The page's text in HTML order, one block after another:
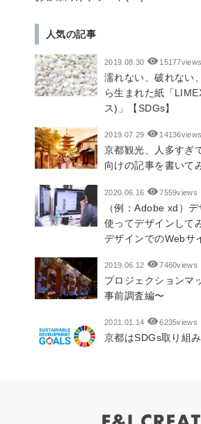
人気の記事
2019.08.30 15177views
濡れない、破れない
ら生まれた紙「
ス)」【SDGs】
2019.07.29 14136views
京都観光、人多すぎ
向けの記事を書いて
2020.06.16 7559views
（例：Adobe xd）
使ってデザインして
デザインでのWebサ
2019.06.12 7460views
プロジェクションマ
事前調査編〜
2021.01.14 6235views
京都はSDGs取り組み